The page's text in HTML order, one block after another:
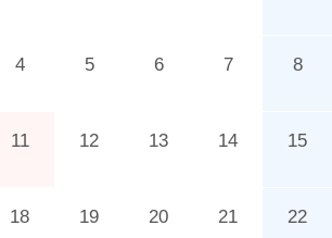
4 5 6 7 8
11 12 13 14 15
18 19 20 21 22